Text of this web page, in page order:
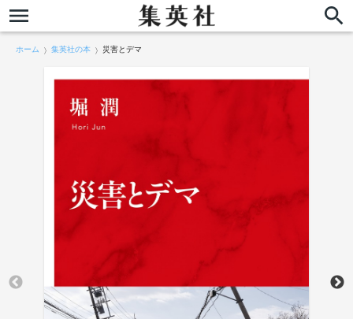
ホーム 集英社の本 災害とデマ